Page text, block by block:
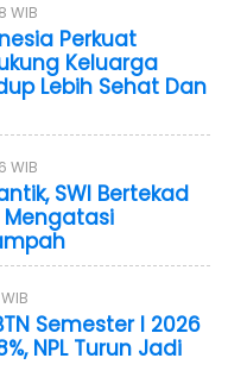
WIB
Perkuat
Keluarga
Lebih Sehat Dan
WIB
SWI Bertekad
Mengatasi
Semester I 2026
NPL Turun Jadi